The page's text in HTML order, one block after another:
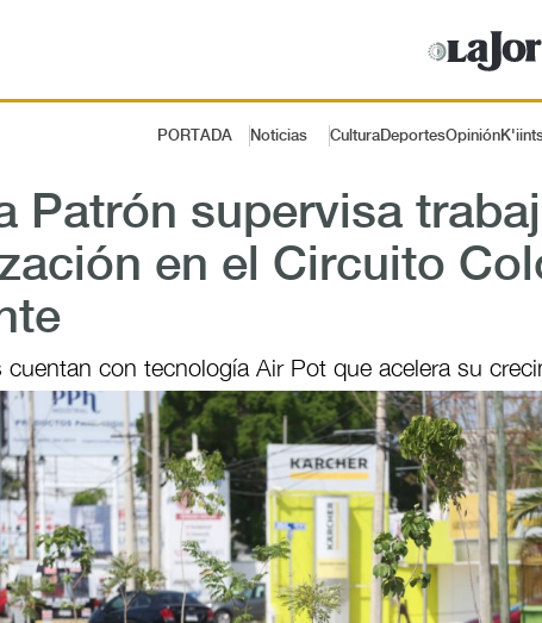
PORTADA Noticias CulturaDeportesOpinión
Patrón supervisa
en el Circuito
cuentan con tecnología Air Pot que acelera su